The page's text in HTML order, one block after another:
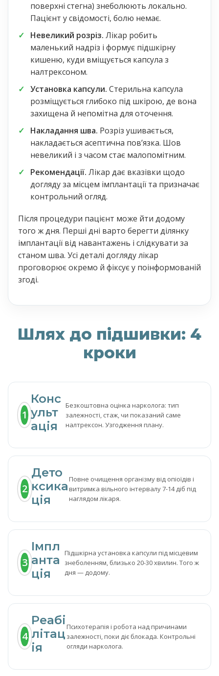
поверхні стегна) знеболюють локально.
Пацієнт у свідомості, болю немає.
Невеликий розріз. Лікар робить
маленький надріз і формує підшкірну
кишеню, куди вміщується капсула з
налтрексоном.
Установка капсули. Стерильна капсула
розміщується глибоко під шкірою, де вона
захищена й непомітна для оточення.
Накладання шва. Розріз ушивається,
накладається асептична повʼязка. Шов
невеликий і з часом стає малопомітним.
Рекомендації. Лікар дає вказівки щодо
догляду за місцем імплантації та призначає
контрольний огляд.
Після процедури пацієнт може йти додому
того ж дня. Перші дні варто берегти ділянку
імплантації від навантажень і слідкувати за
станом шва. Усі деталі догляду лікар
проговорює окремо й фіксує у поінформованій
згоді.
Шлях до підшивки: 4
кроки
1
Конс
ульт
ація
Безкоштовна оцінка нарколога: тип
залежності, стаж, чи показаний саме
налтрексон. Узгодження плану.
2
Дето
ксика
ція
Повне очищення організму від опіоїдів і
витримка вільного інтервалу 7-14 діб під
наглядом лікаря.
3
Імпл
анта
ція
Підшкірна установка капсули під місцевим
знеболенням, близько 20-30 хвилин. Того ж
дня — додому.
4
Реабі
літац
ія
Психотерапія і робота над причинами
залежності, поки діє блокада. Контрольні
огляди нарколога.